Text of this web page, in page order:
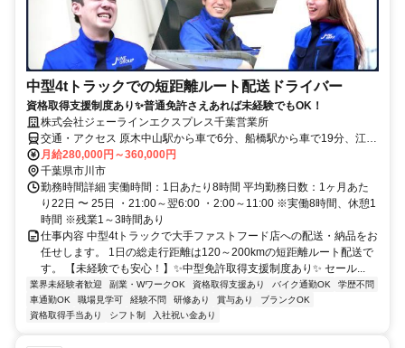
中型4tトラックでの短距離ルート配送ドライバー
資格取得支援制度あり✨普通免許さえあれば未経験でもOK！
株式会社ジェーラインエクスプレス千葉営業所
交通・アクセス 原木中山駅から車で6分、船橋駅から車で19分、江戸
川駅から車で27分
月給280,000円～360,000円
千葉県市川市
勤務時間詳細 実働時間：1日あたり8時間 平均勤務日数：1ヶ月あた
り22日 〜 25日 ・21:00～翌6:00 ・2:00～11:00 ※実働8時間、休憩1
時間 ※残業1～3時間あり
仕事内容 中型4tトラックで大手ファストフード店への配送・納品をお
任せします。 1日の総走行距離は120～200kmの短距離ルート配送で
す。 【未経験でも安心！】✨中型免許取得支援制度あり✨ セール...
業界未経験者歓迎 副業・WワークOK 資格取得支援あり バイク通勤OK
学歴不問
車通勤OK
職場見学可 経験不問 研修あり 賞与あり
ブランクOK
資格取得手当あり
シフト制 入社祝い金あり